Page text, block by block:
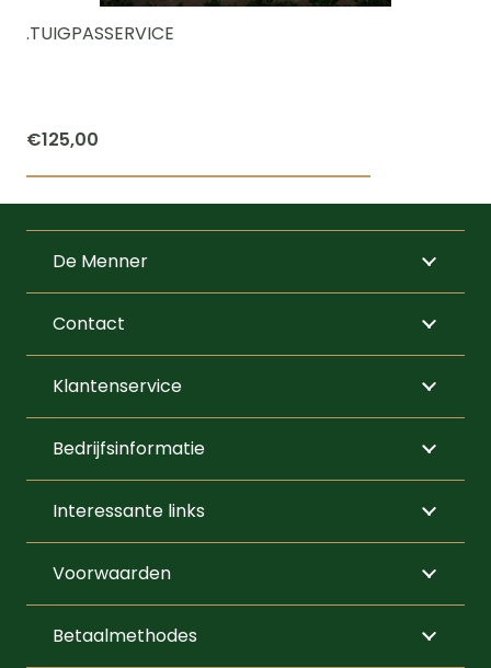
.TUIGPASSERVICE
€125,00
De Menner
Contact
Klantenservice
Bedrijfsinformatie
Interessante links
Voorwaarden
Betaalmethodes